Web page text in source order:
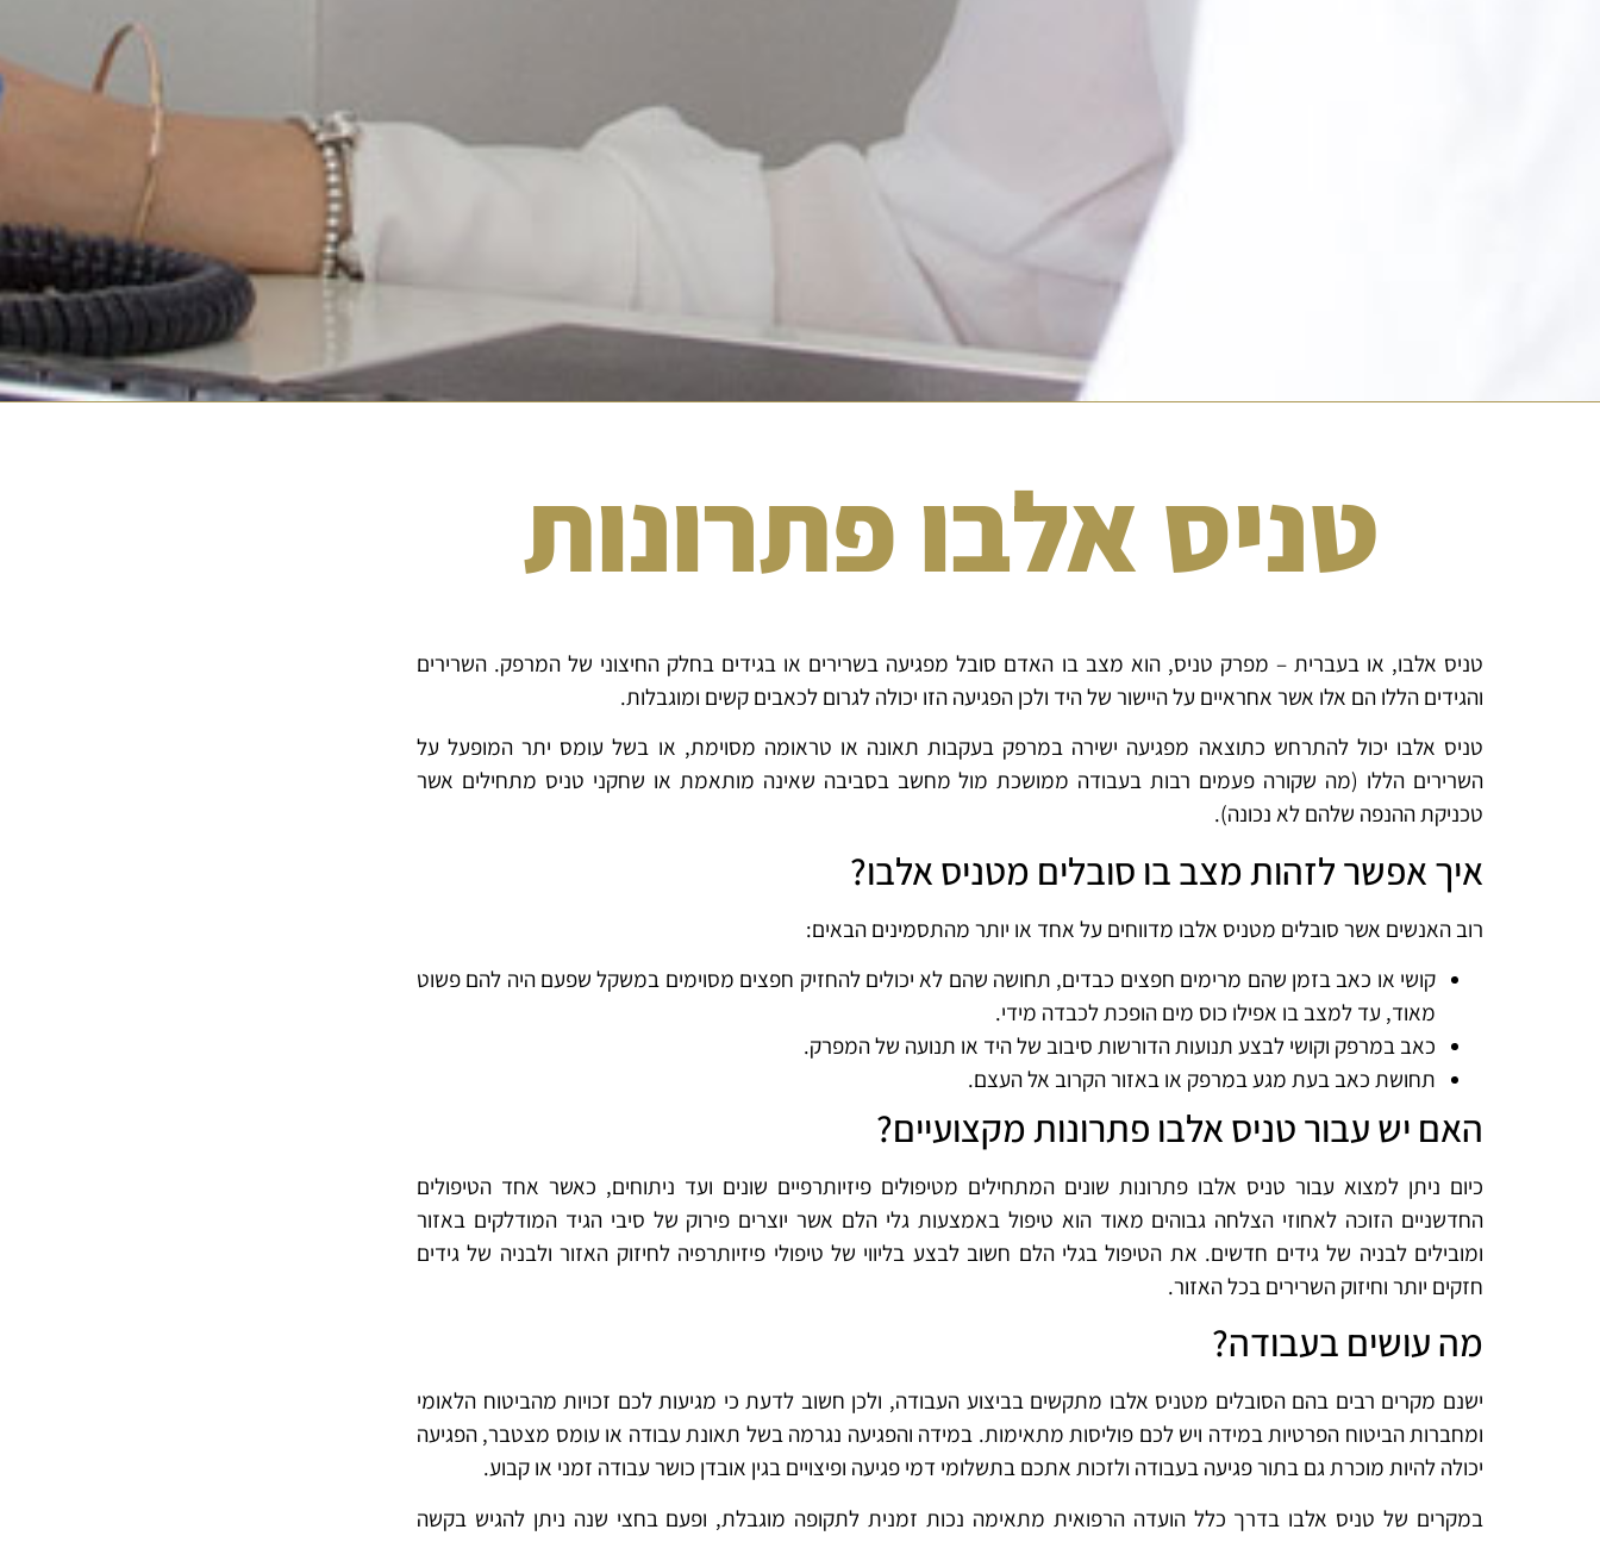
טניס אלבו פתרונות
טניס אלבו, או בעברית – מפרק טניס, הוא מצב בו האדם סובל מפגיעה בשרירים או בגידים בחלק החיצוני של המרפק. השרירים
והגידים הללו הם אלו אשר אחראיים על היישור של היד ולכן הפגיעה הזו יכולה לגרום לכאבים קשים ומוגבלות.
טניס אלבו יכול להתרחש כתוצאה מפגיעה ישירה במרפק בעקבות תאונה או טראומה מסוימת, או בשל עומס יתר המופעל על
השרירים הללו (מה שקורה פעמים רבות בעבודה ממושכת מול מחשב בסביבה שאינה מותאמת או שחקני טניס מתחילים אשר
טכניקת ההנפה שלהם לא נכונה).
איך אפשר לזהות מצב בו סובלים מטניס אלבו?
רוב האנשים אשר סובלים מטניס אלבו מדווחים על אחד או יותר מהתסמינים הבאים:
קושי או כאב בזמן שהם מרימים חפצים כבדים, תחושה שהם לא יכולים להחזיק חפצים מסוימים במשקל שפעם היה להם פשוט
מאוד, עד למצב בו אפילו כוס מים הופכת לכבדה מידי.
כאב במרפק וקושי לבצע תנועות הדורשות סיבוב של היד או תנועה של המפרק.
תחושת כאב בעת מגע במרפק או באזור הקרוב אל העצם.
האם יש עבור טניס אלבו פתרונות מקצועיים?
כיום ניתן למצוא עבור טניס אלבו פתרונות שונים המתחילים מטיפולים פיזיותרפיים שונים ועד ניתוחים, כאשר אחד הטיפולים
החדשניים הזוכה לאחוזי הצלחה גבוהים מאוד הוא טיפול באמצעות גלי הלם אשר יוצרים פירוק של סיבי הגיד המודלקים באזור
ומובילים לבניה של גידים חדשים. את הטיפול בגלי הלם חשוב לבצע בליווי של טיפולי פיזיותרפיה לחיזוק האזור ולבניה של גידים
חזקים יותר וחיזוק השרירים בכל האזור.
מה עושים בעבודה?
ישנם מקרים רבים בהם הסובלים מטניס אלבו מתקשים בביצוע העבודה, ולכן חשוב לדעת כי מגיעות לכם זכויות מהביטוח הלאומי
ומחברות הביטוח הפרטיות במידה ויש לכם פוליסות מתאימות. במידה והפגיעה נגרמה בשל תאונת עבודה או עומס מצטבר, הפגיעה
יכולה להיות מוכרת גם בתור פגיעה בעבודה ולזכות אתכם בתשלומי דמי פגיעה ופיצויים בגין אובדן כושר עבודה זמני או קבוע.
במקרים של טניס אלבו בדרך כלל הועדה הרפואית מתאימה נכות זמנית לתקופה מוגבלת, ופעם בחצי שנה ניתן להגיש בקשה